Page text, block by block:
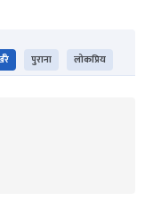
पुराना लोकप्रिय